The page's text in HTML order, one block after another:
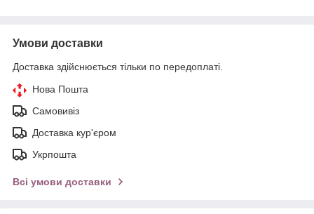
Умови доставки
Доставка здійснюється тільки по передоплаті.
Нова Пошта
Самовивіз
Доставка кур'єром
Укрпошта
Всі умови доставки